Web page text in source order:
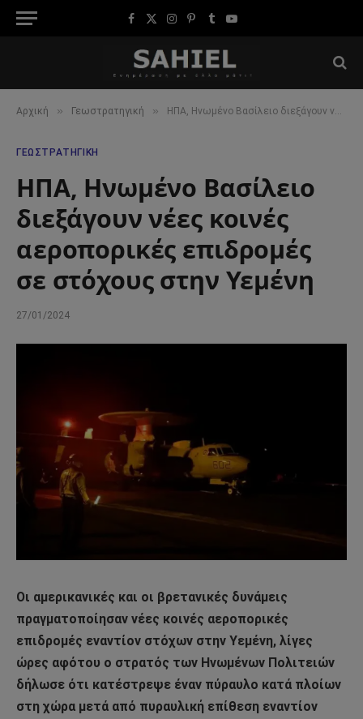
Facebook
X
Instagram
Pinterest
TumblrYouTube
Αρχική » Γεωστρατηγική » ΗΠΑ, Ηνωμένο Βασίλειο διεξάγουν νέες κοινές αεροπορικές επιδρομές σε στόχους στην Υεμένη
ΓΕΩΣΤΡΑΤΗΓΙΚΉ
ΗΠΑ, Ηνωμένο Βασίλειο
διεξάγουν νέες κοινές
αεροπορικές επιδρομές
σε στόχους στην Υεμένη
27/01/2024
Οι αμερικανικές και οι βρετανικές δυνάμεις
πραγματοποίησαν νέες κοινές αεροπορικές
επιδρομές εναντίον στόχων στην Υεμένη, λίγες
ώρες αφότου ο στρατός των Ηνωμένων Πολιτειών
δήλωσε ότι κατέστρεψε έναν πύραυλο κατά πλοίων
στη χώρα μετά από πυραυλική επίθεση εναντίον